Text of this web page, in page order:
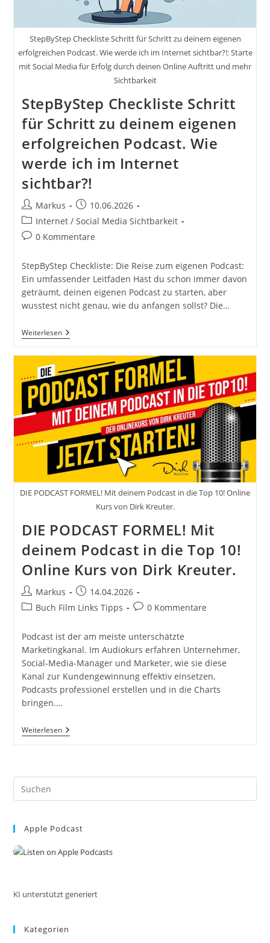
StepByStep Checkliste Schritt für Schritt zu deinem eigenen
erfolgreichen Podcast. Wie werde ich im Internet sichtbar?!: Starte
mit Social Media für Erfolg durch deinen Online Auftritt und mehr
Sichtbarkeit
StepByStep Checkliste Schritt
für Schritt zu deinem eigenen
erfolgreichen Podcast. Wie
werde ich im Internet
sichtbar?!
Beitrags-
Autor:
Markus
Beitrag
veröffentlicht:
10.06.2026
Beitrags-
Kategorie:
Internet / Social Media Sichtbarkeit
Beitrags-
0 Kommentare
StepByStep Checkliste: Die Reise zum eigenen Podcast:
Ein umfassender Leitfaden Hast du schon immer davon
geträumt, deinen eigenen Podcast zu starten, aber
wusstest nicht genau, wie du anfangen sollst? Die…
WeiterlesenStepByStep
Checkliste
Schritt
Zu
Deinem
Eigenen
Erfolgreichen
Podcast.
Wie
Werde
Ich
Im
Internet
Sichtbar?!
DIE PODCAST FORMEL! Mit deinem Podcast in die Top 10! Online
Kurs von Dirk Kreuter.
DIE PODCAST FORMEL! Mit
deinem Podcast in die Top 10!
Online Kurs von Dirk Kreuter.
Beitrags-
Autor:
Markus
Beitrag
veröffentlicht:
14.04.2026
Beitrags-
Buch Film Links Tipps
Beitrags-
0 Kommentare
Podcast ist der am meiste unterschätzte
Marketingkanal. Im Audiokurs erfahren Unternehmer,
Social-Media-Manager und Marketer, wie sie diese
Kanal zur Kundengewinnung effektiv einsetzen,
Podcasts professionel erstellen und in die Charts
bringen.…
WeiterlesenDIE
PODCAST
Podcast
Die
Online
Dirk
Apple Podcast
KI unterstützt generiert
Kategorien